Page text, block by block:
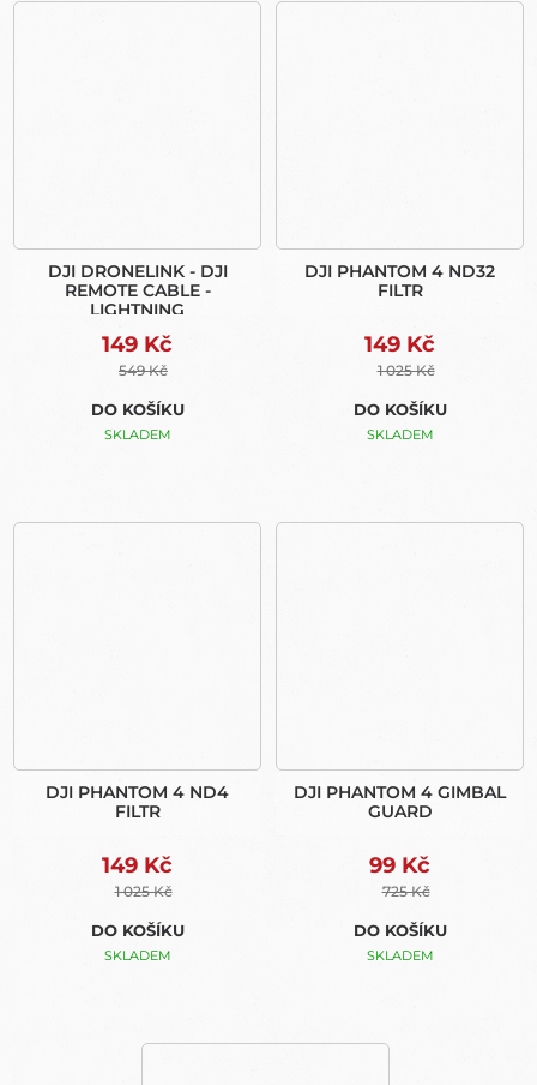
DJI DRONELINK - DJI
REMOTE CABLE -
LIGHTNING
149 Kč
549 Kč
DO KOŠÍKU
SKLADEM
DJI PHANTOM 4 ND32
FILTR
149 Kč
1 025 Kč
DO KOŠÍKU
SKLADEM
DJI PHANTOM 4 ND4
FILTR
149 Kč
1 025 Kč
DO KOŠÍKU
SKLADEM
DJI PHANTOM 4 GIMBAL
GUARD
99 Kč
725 Kč
DO KOŠÍKU
SKLADEM